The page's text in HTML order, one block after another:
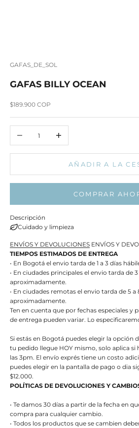
GAFAS_DE_SOL
GAFAS BILLY OCEAN
Precio de oferta
$189.900 COP
AÑADIR A LA
COMPRAR
Descripción
Cuidado y limpieza
ENVÍOS Y DEVOLUCIONES ENVÍOS Y
TIEMPOS ESTIMADOS DE ENTREGA
• En Bogotá el envio tarda de 1 a 3 días
• En ciudades principales el envio tarda de
aproximadamente.
• En ciudades remotas el envio tarda de 5 a
aproximadamente.
Ten en cuenta que por fechas especiales y
de entrega pueden variar. Lo
Si estás en Bogotá puedes elegir la opción
tu pedido llegue HOY mismo, solo aplica si
las 3pm. El envío exprés tiene un costo
puedes elegir en la pantalla de pago o dia
$12.000.
POLÍTICAS DE DEVOLUCIONES Y
• Te damos 30 días a partir de la fecha en
compra para cualquier cambio.
• Todos los productos que se cambien